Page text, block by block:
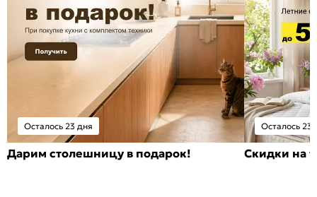
Осталось 23 дня
Дарим столешницу в подарок!
Осталось 23
Скидки на